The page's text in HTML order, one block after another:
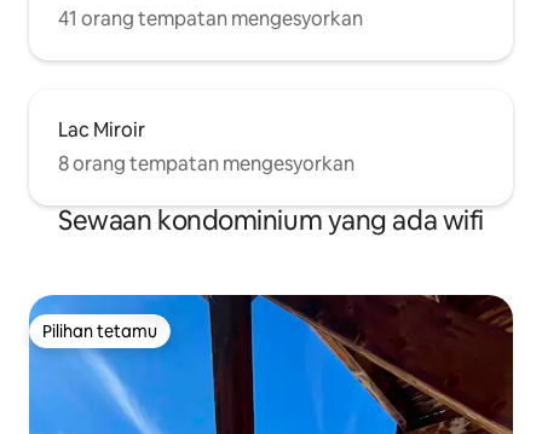
41 orang tempatan mengesyorkan
Lac Miroir
8 orang tempatan mengesyorkan
Sewaan kondominium yang ada wifi
Pilihan tetamu
Pilihan tetamu